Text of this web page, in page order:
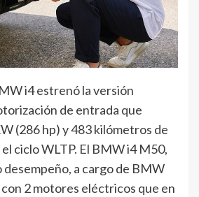
i4 estrenó la versión
de entrada que
(286 hp) y 483 kilómetros de
ciclo WLTP. El BMW i4 M50,
desempeño, a cargo de BMW
2 motores eléctricos que en